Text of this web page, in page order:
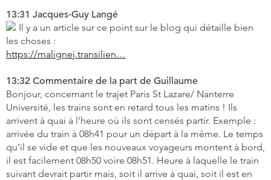
13:31 Jacques-Guy Langé
Il y a un article sur ce point sur le blog qui détaille bien
les choses :
https://malignej.transilien…
13:32 Commentaire de la part de Guillaume
Bonjour, concernant le trajet Paris St Lazare/ Nanterre
Université, les trains sont en retard tous les matins ! Ils
arrivent à quai à l’heure où ils sont censés partir. Exemple :
arrivée du train à 08h41 pour un départ à la même. Le temps
qu’il se vide et que les nouveaux voyageurs montent à bord,
il est facilement 08h50 voire 08h51. Heure à laquelle le train
suivant devrait partir mais, soit il arrive à quai, soit il est en